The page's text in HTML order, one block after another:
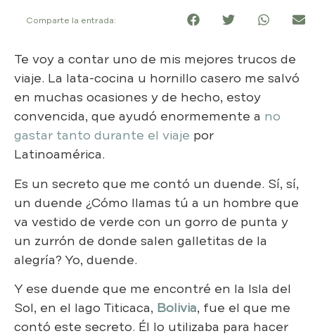
Comparte la entrada:
Te voy a contar uno de mis mejores trucos de
viaje. La lata-cocina u hornillo casero me salvó
en muchas ocasiones y de hecho, estoy
convencida, que ayudó enormemente a no
gastar tanto durante el viaje por
Latinoamérica.
Es un secreto que me contó un duende. Sí, sí,
un duende ¿Cómo llamas tú a un hombre que
va vestido de verde con un gorro de punta y
un zurrón de donde salen galletitas de la
alegría? Yo, duende.
Y ese duende que me encontré en la Isla del
Sol, en el lago Titicaca, Bolivia, fue el que me
contó este secreto. Él lo utilizaba para hacer